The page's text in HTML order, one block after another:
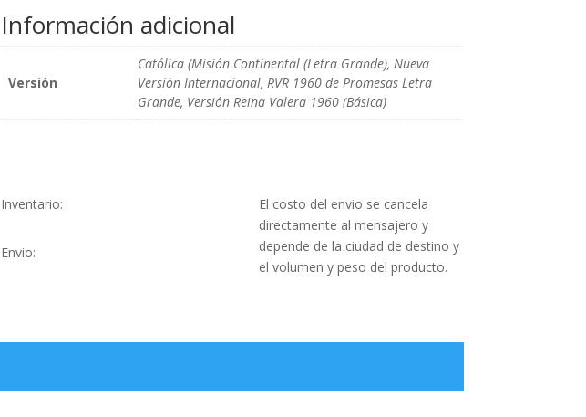
cantidad
Información adicional
Versión
Católica (Misión Continental (Letra Grande), Nueva
Versión Internacional, RVR 1960 de Promesas Letra
Grande, Versión Reina Valera 1960 (Básica)
Inventario:
Envio:
El costo del envio se cancela
directamente al mensajero y
depende de la ciudad de destino y
el volumen y peso del producto.